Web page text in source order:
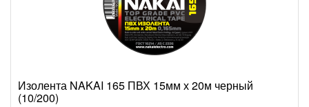
Изолента NAKAI 165 ПВХ 15мм х 20м черный
(10/200)